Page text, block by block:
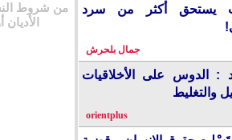
يستحق أكثر من سرد
جمال بلحرش
: الدوس على الأخلاقيات
والتغليط
orientplus
من شروط